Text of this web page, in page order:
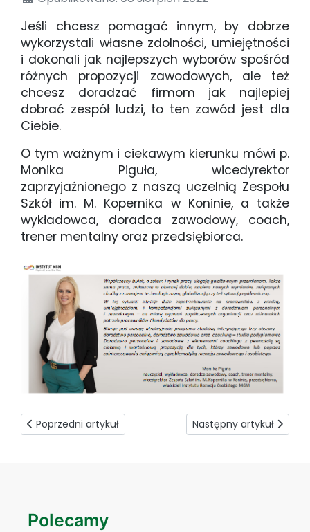
Jeśli chcesz pomagać innym, by dobrze
wykorzystali własne zdolności, umiejętności
i dokonali jak najlepszych wyborów spośród
różnych propozycji zawodowych, ale też
chcesz doradzać firmom jak najlepiej
dobrać zespół ludzi, to ten zawód jest dla
Ciebie.
O tym ważnym i ciekawym kierunku mówi p.
Monika Piguła, wicedyrektor
zaprzyjaźnionego z naszą uczelnią Zespołu
Szkół im. M. Kopernika w Koninie, a także
wykładowca, doradca zawodowy, coach,
trener mentalny oraz przedsiębiorca.
Poprzedni artykuł: Rachunkowość i podatki – akcja
Poprzedni artykuł Następny artykuł:
Następny artykuł
Polecamy